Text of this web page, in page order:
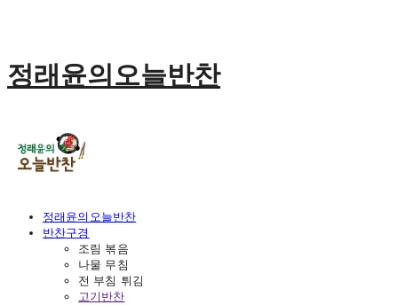
정래윤의오늘반찬
정래윤의오늘반찬
반찬구경
조림 볶음
나물 무침
전 부침 튀김
고기반찬